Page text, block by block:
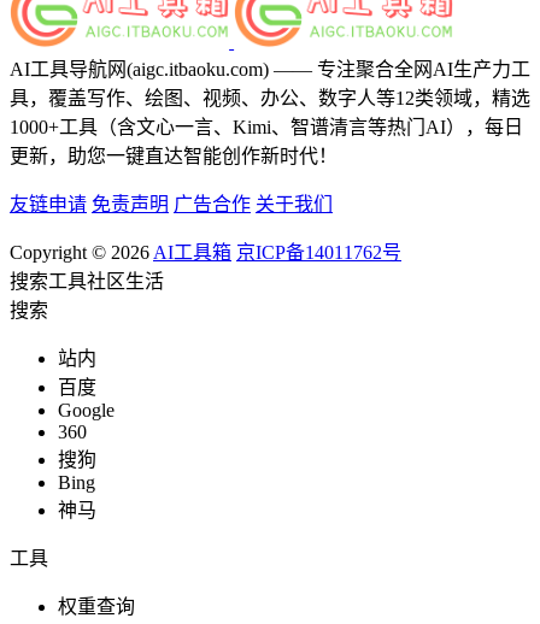
AI工具导航网(aigc.itbaoku.com) —— 专注聚合全网AI生产力工
具，覆盖写作、绘图、视频、办公、数字人等12类领域，精选
1000+工具（含文心一言、Kimi、智谱清言等热门AI），每日
更新，助您一键直达智能创作新时代！
友链申请 免责声明 广告合作 关于我们
Copyright © 2026 AI工具箱 京ICP备14011762号
搜索工具社区生活
搜索
站内
百度
Google
360
搜狗
Bing
神马
工具
权重查询